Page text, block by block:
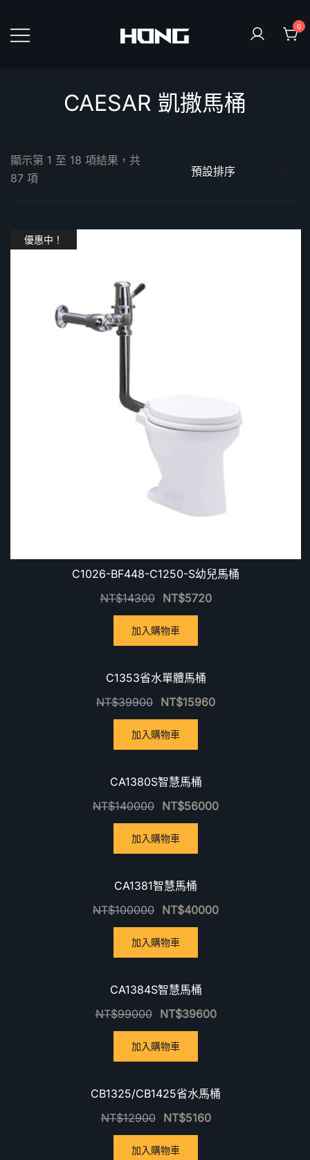
content
0
CAESAR 凱撒馬桶
顯示第 1 至 18 項結果，共
87 項
優惠中！
C1026-BF448-C1250-S幼兒馬桶
NT$14300 NT$5720
加入購物車
C1353省水單體馬桶
NT$39900 NT$15960
加入購物車
CA1380S智慧馬桶
NT$140000 NT$56000
加入購物車
CA1381智慧馬桶
NT$100000 NT$40000
加入購物車
CA1384S智慧馬桶
NT$99000 NT$39600
加入購物車
CB1325/CB1425省水馬桶
NT$12900 NT$5160
加入購物車